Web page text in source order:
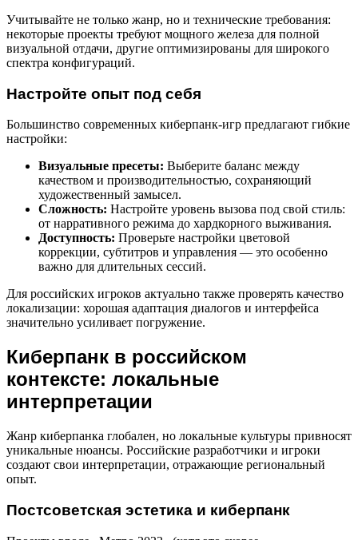
Учитывайте не только жанр, но и технические требования:
некоторые проекты требуют мощного железа для полной
визуальной отдачи, другие оптимизированы для широкого
спектра конфигураций.
Настройте опыт под себя
Большинство современных киберпанк-игр предлагают гибкие
настройки:
Визуальные пресеты: Выберите баланс между
качеством и производительностью, сохраняющий
художественный замысел.
Сложность: Настройте уровень вызова под свой стиль:
от нарративного режима до хардкорного выживания.
Доступность: Проверьте настройки цветовой
коррекции, субтитров и управления — это особенно
важно для длительных сессий.
Для российских игроков актуально также проверять качество
локализации: хорошая адаптация диалогов и интерфейса
значительно усиливает погружение.
Киберпанк в российском
контексте: локальные
интерпретации
Жанр киберпанка глобален, но локальные культуры привносят
уникальные нюансы. Российские разработчики и игроки
создают свои интерпретации, отражающие региональный
опыт.
Постсоветская эстетика и киберпанк